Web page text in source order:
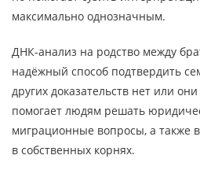
максимально однозначным.
ДНК-анализ на родство между
надёжный способ подтвердить
других доказательств нет или
помогает людям решать
миграционные вопросы, а также
в собственных корнях.